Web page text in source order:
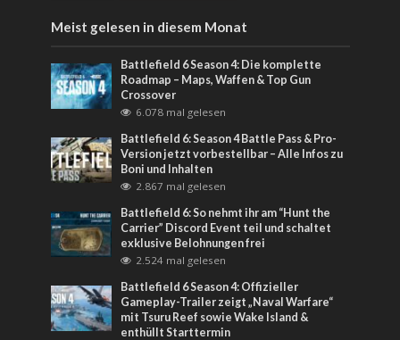
Meist gelesen in diesem Monat
Battlefield 6 Season 4: Die komplette
Roadmap – Maps, Waffen & Top Gun
Crossover
6.078 mal gelesen
Battlefield 6: Season 4 Battle Pass & Pro-
Version jetzt vorbestellbar – Alle Infos zu
Boni und Inhalten
2.867 mal gelesen
Battlefield 6: So nehmt ihr am “Hunt the
Carrier” Discord Event teil und schaltet
exklusive Belohnungen frei
2.524 mal gelesen
Battlefield 6 Season 4: Offizieller
Gameplay-Trailer zeigt „Naval Warfare“
mit Tsuru Reef sowie Wake Island &
enthüllt Starttermin